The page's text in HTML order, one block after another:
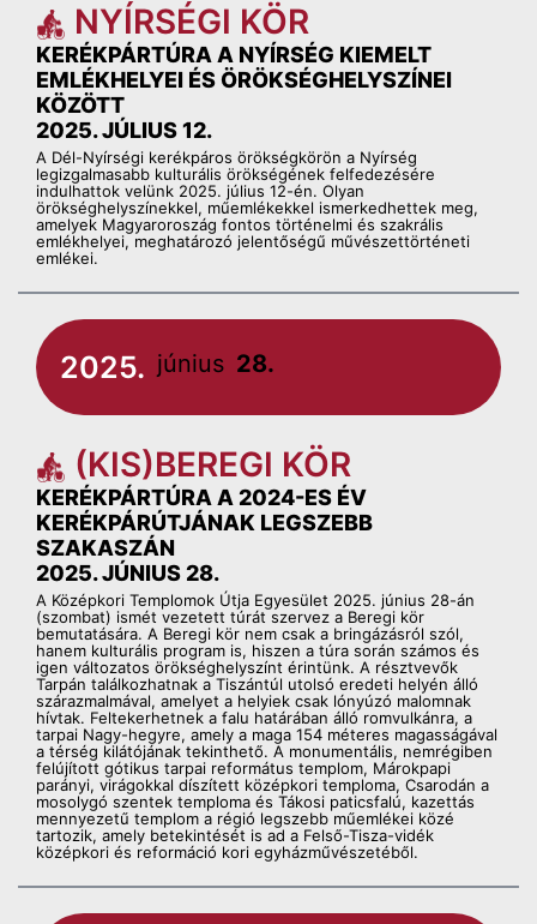
NYÍRSÉGI KÖR
KERÉKPÁRTÚRA A NYÍRSÉG KIEMELT
EMLÉKHELYEI ÉS ÖRÖKSÉGHELYSZÍNEI
KÖZÖTT
2025. JÚLIUS 12.
A Dél-Nyírségi kerékpáros örökségkörön a Nyírség
legizgalmasabb kulturális örökségének felfedezésére
indulhattok velünk 2025. július 12-én. Olyan
örökséghelyszínekkel, műemlékekkel ismerkedhettek meg,
amelyek Magyaroroszág fontos történelmi és szakrális
emlékhelyei, meghatározó jelentőségű művészettörténeti
emlékei.
2025. június 28.
(KIS)BEREGI KÖR
KERÉKPÁRTÚRA A 2024-ES ÉV
KERÉKPÁRÚTJÁNAK LEGSZEBB
SZAKASZÁN
2025. JÚNIUS 28.
A Középkori Templomok Útja Egyesület 2025. június 28-án
(szombat) ismét vezetett túrát szervez a Beregi kör
bemutatására. A Beregi kör nem csak a bringázásról szól,
hanem kulturális program is, hiszen a túra során számos és
igen változatos örökséghelyszínt érintünk. A résztvevők
Tarpán találkozhatnak a Tiszántúl utolsó eredeti helyén álló
szárazmalmával, amelyet a helyiek csak lónyúzó malomnak
hívtak. Feltekerhetnek a falu határában álló romvulkánra, a
tarpai Nagy-hegyre, amely a maga 154 méteres magasságával
a térség kilátójának tekinthető. A monumentális, nemrégiben
felújított gótikus tarpai református templom, Márokpapi
parányi, virágokkal díszített középkori temploma, Csarodán a
mosolygó szentek temploma és Tákosi paticsfalú, kazettás
mennyezetű templom a régió legszebb műemlékei közé
tartozik, amely betekintését is ad a Felső-Tisza-vidék
középkori és reformáció kori egyházművészetéből.